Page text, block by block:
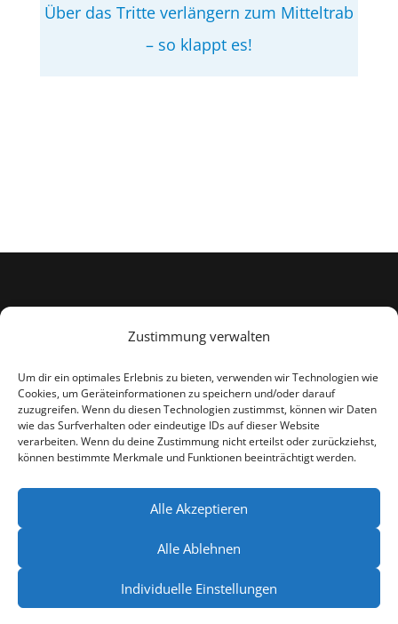
Zustimmung verwalten
Um dir ein optimales Erlebnis zu bieten, verwenden wir Technologien wie
Cookies, um Geräteinformationen zu speichern und/oder darauf
zuzugreifen. Wenn du diesen Technologien zustimmst, können wir Daten
wie das Surfverhalten oder eindeutige IDs auf dieser Website
verarbeiten. Wenn du deine Zustimmung nicht erteilst oder zurückziehst,
können bestimmte Merkmale und Funktionen beeinträchtigt werden.
Alle Akzeptieren
Alle Ablehnen
Individuelle Einstellungen
Über das Tritte verlängern zum Mitteltrab
– so klappt es!
Impressum
Datenschutz
AGB